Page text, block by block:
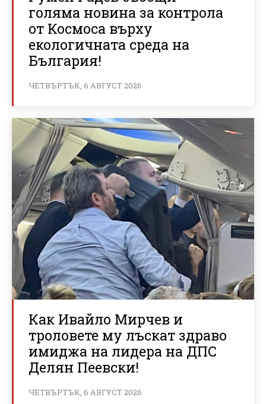
голяма новина за контрола
от Космоса върху
екологичната среда на
България!
ЧЕТВЪРТЪК, 6 АВГУСТ 2026
Как Ивайло Мирчев и
троловете му лъскат здраво
имиджа на лидера на ДПС
Делян Пеевски!
ЧЕТВЪРТЪК, 6 АВГУСТ 2026